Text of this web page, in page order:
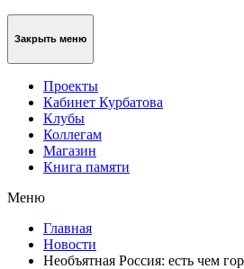
Закрыть меню
Проекты
Кабинет Курбатова
Клубы
Коллегам
Магазин
Книга памяти
Меню
Главная
Новости
Необъятная Россия: есть чем